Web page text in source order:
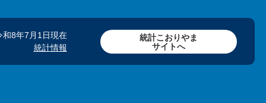
和8年7月1日現在
統計情報
統計こおりやま
サイトへ